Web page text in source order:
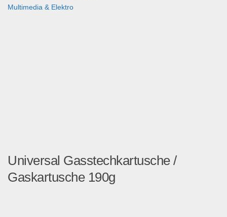
Multimedia & Elektro
Universal Gasstechkartusche /
Gaskartusche 190g